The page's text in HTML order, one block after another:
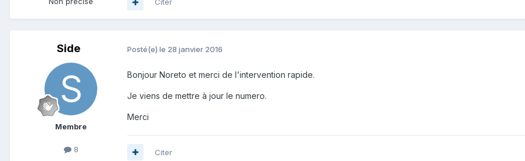
Citer
Side
Membre
8
Posté(e) le 28 janvier 2016
Bonjour Noreto et merci de l'intervention rapide.
Je viens de mettre à jour le numero.
Merci
Citer